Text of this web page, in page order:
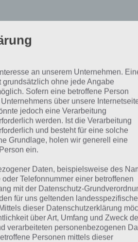
Land: Der
Mit “Spiel für dein Land”
von Österreich, Schweiz und
Quiz-Show, um so
zu starten. Das erinnert
, die ebenfalls einen Länder-
der Intelligenz.
an unserem Unternehmen.
grundsätzlich ohne jede Angabe
Sofern eine betroffene Person
über unsere
jedoch eine Verarbeitung
werden. Ist die Verarbeitung
und besteht für eine solche
Grundlage, holen wir generell eine
ein.
Daten, beispielsweise des
Telefonnummer einer betroffenen
mit der Datenschutz-
für uns geltenden
dieser Datenschutzerklärung
über Art, Umfang und Zweck
verarbeiteten personenbezogenen
Personen mittels dieser